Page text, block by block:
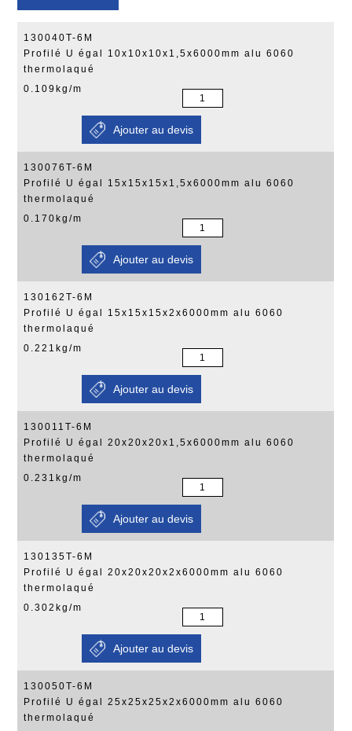
130040T-6M
Profilé U égal 10x10x10x1,5x6000mm alu 6060
thermolaqué
0.109kg/m
130076T-6M
Profilé U égal 15x15x15x1,5x6000mm alu 6060
thermolaqué
0.170kg/m
130162T-6M
Profilé U égal 15x15x15x2x6000mm alu 6060
thermolaqué
0.221kg/m
130011T-6M
Profilé U égal 20x20x20x1,5x6000mm alu 6060
thermolaqué
0.231kg/m
130135T-6M
Profilé U égal 20x20x20x2x6000mm alu 6060
thermolaqué
0.302kg/m
130050T-6M
Profilé U égal 25x25x25x2x6000mm alu 6060
thermolaqué